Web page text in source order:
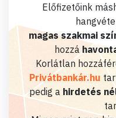
Előfizetőink
magas szakmai
hozzá
Korlátlan
Privátbankár.hu
pedig a hirdetés